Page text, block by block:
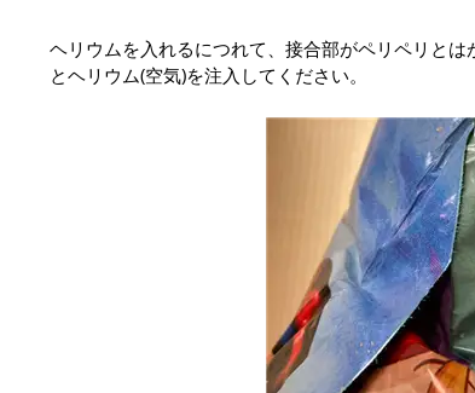
ヘリウムを入れるにつれて、接合部がペリペリと
とヘリウム(空気)を注入してください。